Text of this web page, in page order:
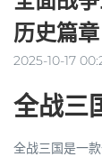
历史篇章
2025-10-17
全战三
全战三国是一